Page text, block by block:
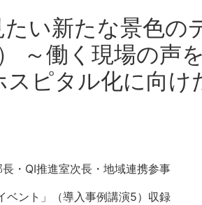
い新たな景色の
～働く現場の声
ピタル化に向け
・QI推進室次長・地域連携参事
ント」（導入事例講演5）収録